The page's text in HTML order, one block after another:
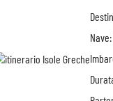
Nave: